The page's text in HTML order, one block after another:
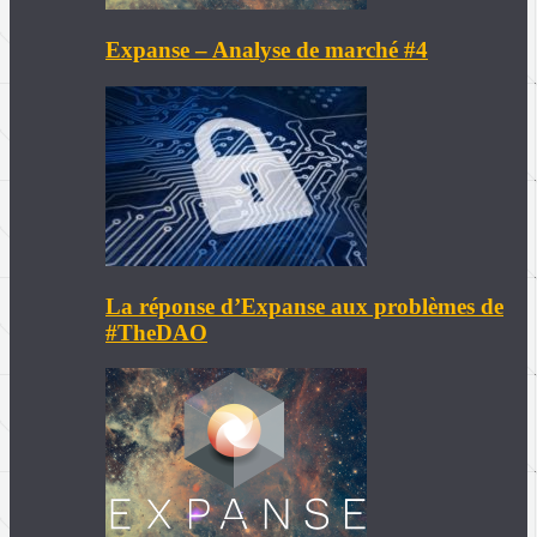
Expanse – Analyse de marché #4
La réponse d’Expanse aux problèmes de
#TheDAO